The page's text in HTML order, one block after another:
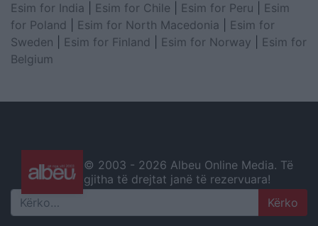
Esim for India
Esim for Chile Esim for Peru
Esim
for Poland
Esim for North Macedonia
Esim for
Sweden
Esim for Finland Esim for Norway
Esim for
Belgium
© 2003 - 2026 Albeu Online Media. Të
gjitha të drejtat janë të rezervuara!
Search